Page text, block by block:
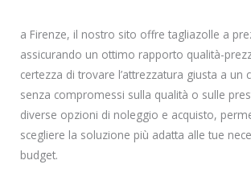
a Firenze, il nostro sito offre tagliazolle a
assicurando un ottimo rapporto qualità-
certezza di trovare l’attrezzatura giusta a un
senza compromessi sulla qualità o sulle
diverse opzioni di noleggio e acquisto,
scegliere la soluzione più adatta alle tue
budget.